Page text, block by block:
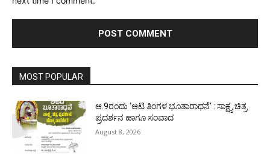
MOST POPULAR
ಆ.9ರಂದು ‘ಆಟಿ ತಿಂಗಳ ಭೂತಾರಾಧನೆ’ : ಸಾಕ್ಷ್ಯ ಚಿತ್ರ
ಪ್ರದರ್ಶನ ಹಾಗೂ ಸಂವಾದ
August 8, 2026